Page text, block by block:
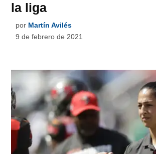
la liga
por Martín Avilés
9 de febrero de 2021